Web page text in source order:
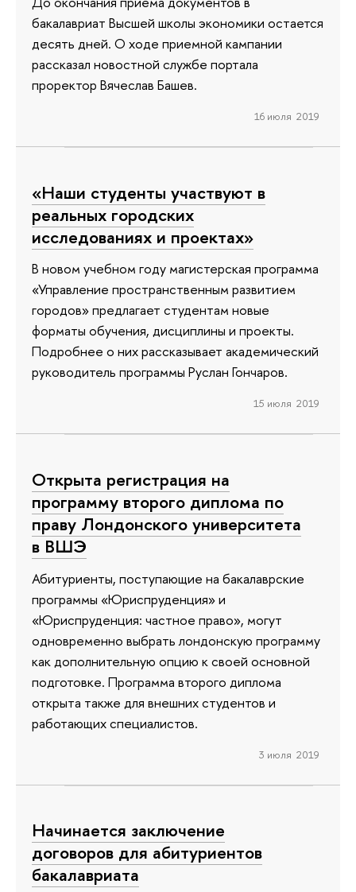
бакалавриат Высшей школы экономики остается
десять дней. О ходе приемной кампании
рассказал новостной службе портала
проректор Вячеслав Башев.
16 июля 2019
«Наши студенты участвуют в
реальных городских
исследованиях и проектах»
В новом учебном году магистерская программа
«Управление пространственным развитием
городов» предлагает студентам новые
форматы обучения, дисциплины и проекты.
Подробнее о них рассказывает академический
руководитель программы Руслан Гончаров.
15 июля 2019
Открыта регистрация на
программу второго диплома по
праву Лондонского университета
в ВШЭ
Абитуриенты, поступающие на бакалаврские
программы «Юриспруденция» и
«Юриспруденция: частное право», могут
одновременно выбрать лондонскую программу
как дополнительную опцию к своей основной
подготовке. Программа второго диплома
открыта также для внешних студентов и
работающих специалистов.
3 июля 2019
Начинается заключение
договоров для абитуриентов
бакалавриата